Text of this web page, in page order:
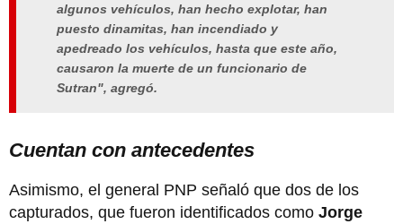
algunos vehículos, han hecho explotar, han
puesto dinamitas, han incendiado y
apedreado los vehículos, hasta que este año,
causaron la muerte de un funcionario de
Sutran", agregó.
Cuentan con antecedentes
Asimismo, el general PNP señaló que dos de los
capturados, que fueron identificados como Jorge